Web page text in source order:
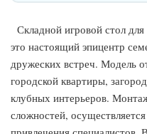
Складной игровой стол
это настоящий эпицентр
дружеских встреч. Модель
городской квартиры,
клубных интерьеров.
сложностей,